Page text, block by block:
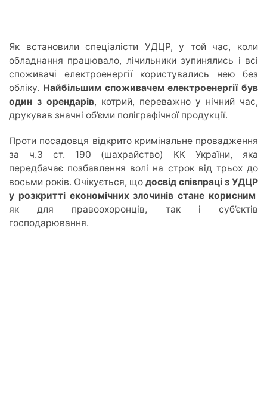
Як встановили спеціалісти УДЦР, у той час, коли
обладнання працювало, лічильники зупинялись і всі
споживачі електроенергії користувались нею без
обліку. Найбільшим споживачем електроенергії був
один з орендарів, котрий, переважно у нічний час,
друкував значні об’єми поліграфічної продукції.
Проти посадовця відкрито кримінальне провадження
за ч.3 ст. 190 (шахрайство) КК України, яка
передбачає позбавлення волі на строк від трьох до
восьми років. Очікується, що досвід співпраці з УДЦР
у розкритті економічних злочинів стане корисним
як для правоохоронців, так і суб’єктів
господарювання.